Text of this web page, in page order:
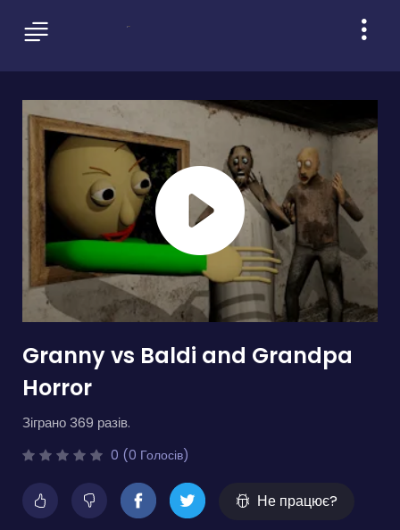
Granny vs Baldi and Grandpa
Horror
Зіграно 369 разів.
0 (0 Голосів)
Не працює?